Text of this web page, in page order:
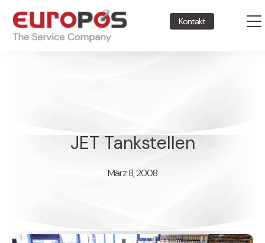
Kontakt
JET Tankstellen
März 8, 2008